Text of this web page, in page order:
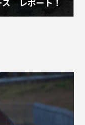
ス レポート！